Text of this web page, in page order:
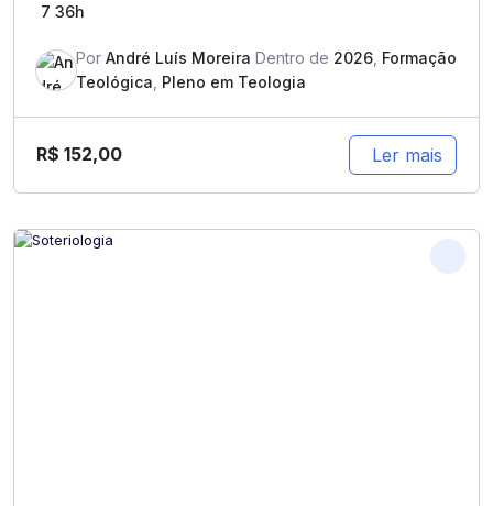
7 36h
Por André Luís Moreira Dentro de 2026 Formação
Teológica Pleno em Teologia
R$ 152,00 Ler mais